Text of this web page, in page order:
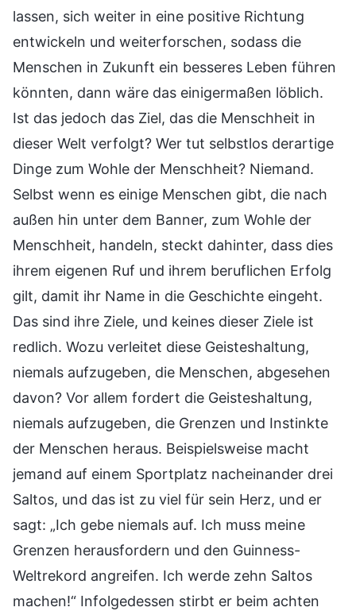
lassen, sich weiter in eine positive Richtung
entwickeln und weiterforschen, sodass die
Menschen in Zukunft ein besseres Leben führen
könnten, dann wäre das einigermaßen löblich.
Ist das jedoch das Ziel, das die Menschheit in
dieser Welt verfolgt? Wer tut selbstlos derartige
Dinge zum Wohle der Menschheit? Niemand.
Selbst wenn es einige Menschen gibt, die nach
außen hin unter dem Banner, zum Wohle der
Menschheit, handeln, steckt dahinter, dass dies
ihrem eigenen Ruf und ihrem beruflichen Erfolg
gilt, damit ihr Name in die Geschichte eingeht.
Das sind ihre Ziele, und keines dieser Ziele ist
redlich. Wozu verleitet diese Geisteshaltung,
niemals aufzugeben, die Menschen, abgesehen
davon? Vor allem fordert die Geisteshaltung,
niemals aufzugeben, die Grenzen und Instinkte
der Menschen heraus. Beispielsweise macht
jemand auf einem Sportplatz nacheinander drei
Saltos, und das ist zu viel für sein Herz, und er
sagt: „Ich gebe niemals auf. Ich muss meine
Grenzen herausfordern und den Guinness-
Weltrekord angreifen. Ich werde zehn Saltos
machen!“ Infolgedessen stirbt er beim achten